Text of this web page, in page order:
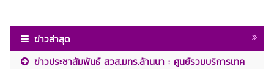
ข่าวล่าสุด
ข่าวประชาสัมพันธ์ สวส.มทร.ล้านนา : ศูนย์รวมบริการเทค